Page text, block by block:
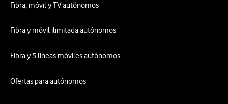
Fibra, móvil y TV autónomos
Fibra y móvil ilimitada autónomos
Fibra y 5 líneas móviles autónomos
Ofertas para autónomos